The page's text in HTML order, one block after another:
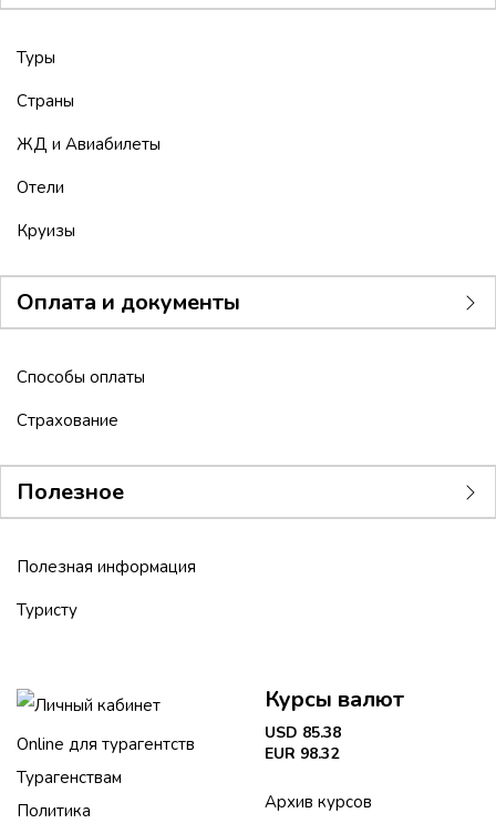
Туры
Страны
ЖД и Авиабилеты
Отели
Круизы
Оплата и документы
Способы оплаты
Страхование
Полезное
Полезная информация
Туристу
Личный кабинет
Online для турагентств
Турагенствам
Политика
Курсы валют
USD 85.38
EUR 98.32
Архив курсов